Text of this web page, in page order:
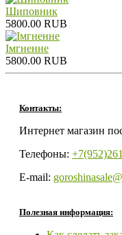
Шиповник
5800.00 RUB
Iмгненне
5800.00 RUB
Контакты:
Интернет магазин
Телефоны:
E-mail:
Полезная информация: